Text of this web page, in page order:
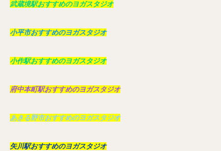
武蔵境駅おすすめのヨガスタジオ
小平市おすすめのヨガスタジオ
小作駅おすすめのヨガスタジオ
府中本町駅おすすめのヨガスタジオ
あきる野市おすすめのヨガスタジオ
矢川駅おすすめのヨガスタジオ